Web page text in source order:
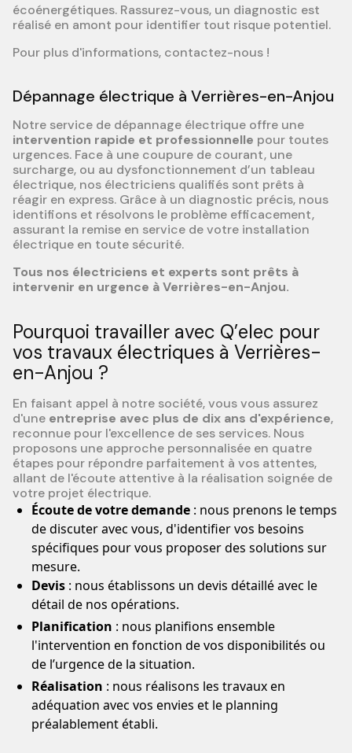
écoénergétiques. Rassurez-vous, un diagnostic est
réalisé en amont pour identifier tout risque potentiel.
Pour plus d'informations, contactez-nous !
Dépannage électrique à Verrières-en-Anjou
Notre service de dépannage électrique offre une
intervention rapide et professionnelle pour toutes
urgences. Face à une coupure de courant, une
surcharge, ou au dysfonctionnement d’un tableau
électrique, nos électriciens qualifiés sont prêts à
réagir en express. Grâce à un diagnostic précis, nous
identifions et résolvons le problème efficacement,
assurant la remise en service de votre installation
électrique en toute sécurité.
Tous nos électriciens et experts sont prêts à
intervenir en urgence à Verrières-en-Anjou.
Pourquoi travailler avec Q’elec pour
vos travaux électriques à Verrières-
en-Anjou ?
En faisant appel à notre société, vous vous assurez
d'une entreprise avec plus de dix ans d'expérience,
reconnue pour l'excellence de ses services. Nous
proposons une approche personnalisée en quatre
étapes pour répondre parfaitement à vos attentes,
allant de l'écoute attentive à la réalisation soignée de
votre projet électrique.
Écoute de votre demande : nous prenons le temps
de discuter avec vous, d'identifier vos besoins
spécifiques pour vous proposer des solutions sur
mesure.
Devis : nous établissons un devis détaillé avec le
détail de nos opérations.
Planification : nous planifions ensemble
l'intervention en fonction de vos disponibilités ou
de l’urgence de la situation.
Réalisation : nous réalisons les travaux en
adéquation avec vos envies et le planning
préalablement établi.